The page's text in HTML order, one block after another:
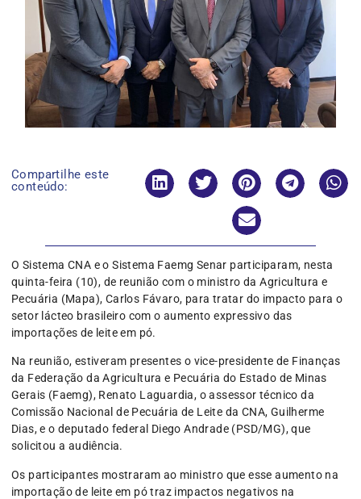
Compartilhe este
conteúdo:
O Sistema CNA e o Sistema Faemg Senar participaram, nesta
quinta-feira (10), de reunião com o ministro da Agricultura e
Pecuária (Mapa), Carlos Fávaro, para tratar do impacto para o
setor lácteo brasileiro com o aumento expressivo das
importações de leite em pó.
Na reunião, estiveram presentes o vice-presidente de Finanças
da Federação da Agricultura e Pecuária do Estado de Minas
Gerais (Faemg), Renato Laguardia, o assessor técnico da
Comissão Nacional de Pecuária de Leite da CNA, Guilherme
Dias, e o deputado federal Diego Andrade (PSD/MG), que
solicitou a audiência.
Os participantes mostraram ao ministro que esse aumento na
importação de leite em pó traz impactos negativos na